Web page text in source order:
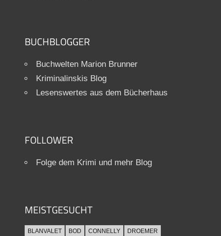
BUCHBLOGGER
Buchwelten Marion Brunner
Kriminalinskis Blog
Lesenswertes aus dem Bücherhaus
FOLLOWER
Folge dem Krimi und mehr Blog
MEISTGESUCHT
BLANVALET BOD CONNELLY
DROEMER